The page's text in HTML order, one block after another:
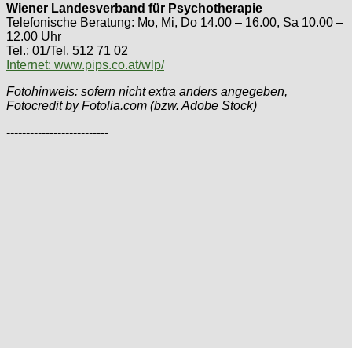
Wiener Landesverband für Psychotherapie
Telefonische Beratung: Mo, Mi, Do 14.00 – 16.00, Sa 10.00 –
12.00 Uhr
Tel.: 01/Tel. 512 71 02
Internet: www.pips.co.at/wlp/
Fotohinweis: sofern nicht extra anders angegeben,
Fotocredit by Fotolia.com (bzw. Adobe Stock)
--------------------------